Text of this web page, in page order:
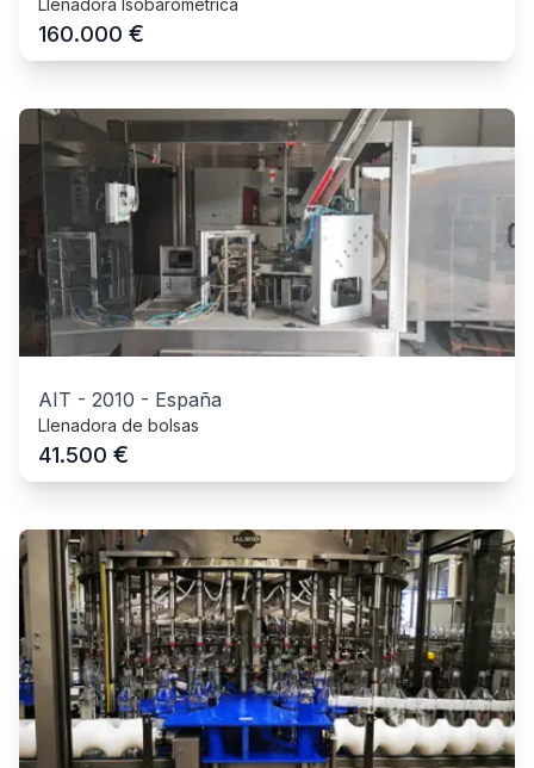
Llenadora Isobarométrica
160.000 €
AIT - 2010 - España
Llenadora de bolsas
41.500 €